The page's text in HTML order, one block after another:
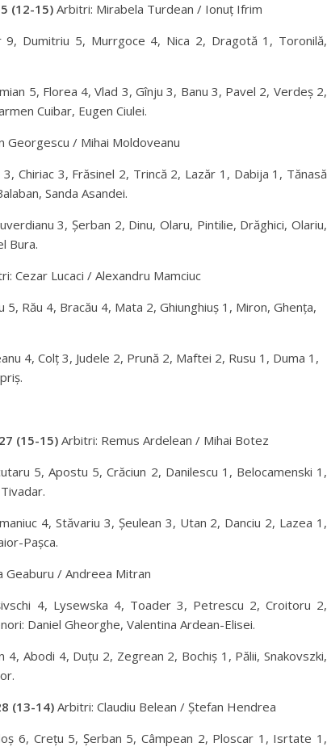
(12-15) Arbitri: Mirabela Turdean / Ionuț Ifrim
9, Dumitriu 5, Murrgoce 4, Nica 2, Dragotă 1, Toronilă,
5, Florea 4, Vlad 3, Gînju 3, Banu 3, Pavel 2, Verdeș 2,
Cuibar, Eugen Ciulei.
Georgescu / Mihai Moldoveanu
Chiriac 3, Frăsinel 2, Trincă 2, Lazăr 1, Dabija 1, Tănasă
Sanda Asandei.
3, Șerban 2, Dinu, Olaru, Pintilie, Drăghici, Olariu,
Bura.
Cezar Lucaci / Alexandru Mamciuc
Rău 4, Bracău 4, Mata 2, Ghiunghiuș 1, Miron, Ghența,
4, Colț 3, Judele 2, Prună 2, Maftei 2, Rusu 1, Duma 1,
27 (15-15) Arbitri: Remus Ardelean / Mihai Botez
5, Apostu 5, Crăciun 2, Danilescu 1, Belocamenski 1,
4, Stăvariu 3, Șeulean 3, Utan 2, Danciu 2, Lazea 1,
Pașca.
Geaburu / Andreea Mitran
4, Lysewska 4, Toader 3, Petrescu 2, Croitoru 2,
Daniel Gheorghe, Valentina Ardean-Elisei.
Abodi 4, Duțu 2, Zegrean 2, Bochiș 1, Pălii, Snakovszki,
(13-14) Arbitri: Claudiu Belean / Ștefan Hendrea
6, Crețu 5, Șerban 5, Câmpean 2, Ploscar 1, Isrtate 1,